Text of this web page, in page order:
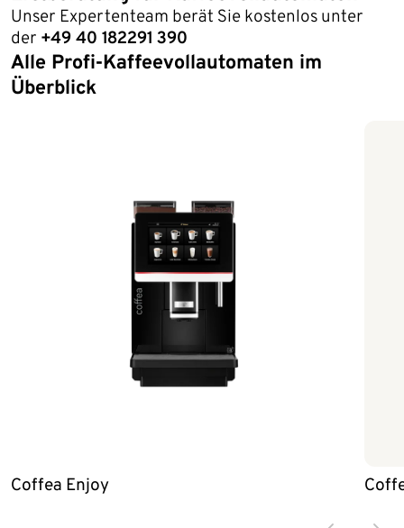
Unser Expertenteam berät Sie kostenlos unter
der +49 40 182291 390
Alle Profi-Kaffeevollautomaten im
Überblick
Coffea Enjoy
Ende der Auflistung